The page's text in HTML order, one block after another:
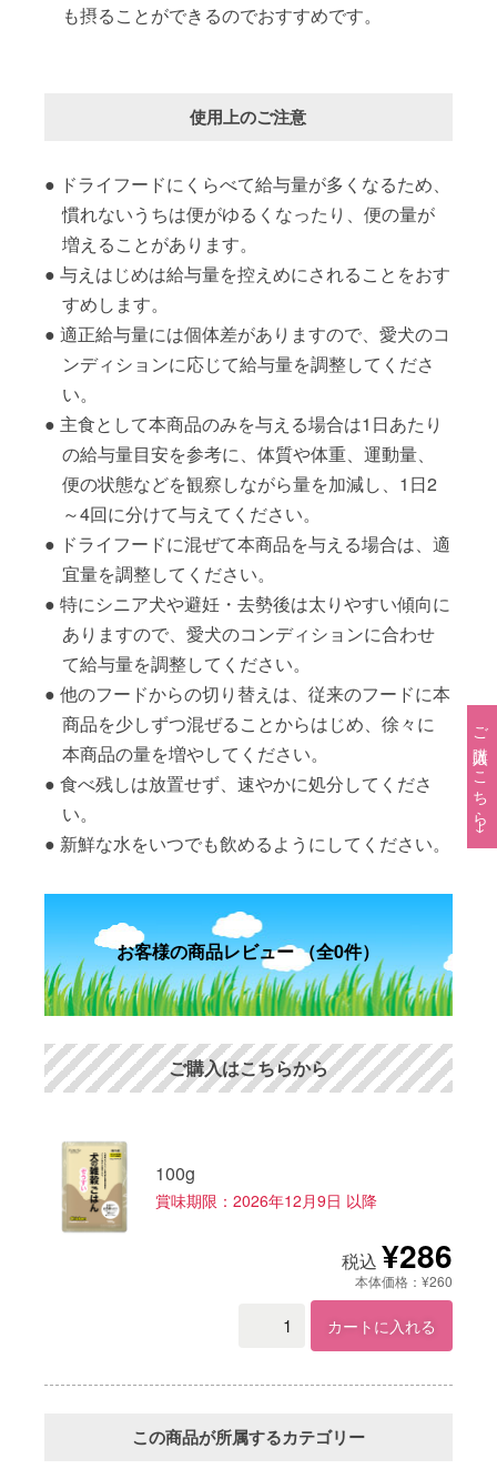
ご購入はこちら→
も摂ることができるのでおすすめです。
使用上のご注意
ドライフードにくらべて給与量が多くなるため、
慣れないうちは便がゆるくなったり、便の量が
増えることがあります。
与えはじめは給与量を控えめにされることをおす
すめします。
適正給与量には個体差がありますので、愛犬のコ
ンディションに応じて給与量を調整してくださ
い。
主食として本商品のみを与える場合は1日あたり
の給与量目安を参考に、体質や体重、運動量、
便の状態などを観察しながら量を加減し、1日2
～4回に分けて与えてください。
ドライフードに混ぜて本商品を与える場合は、適
宜量を調整してください。
特にシニア犬や避妊・去勢後は太りやすい傾向に
ありますので、愛犬のコンディションに合わせ
て給与量を調整してください。
他のフードからの切り替えは、従来のフードに本
商品を少しずつ混ぜることからはじめ、徐々に
本商品の量を増やしてください。
食べ残しは放置せず、速やかに処分してくださ
い。
新鮮な水をいつでも飲めるようにしてください。
お客様の商品レビュー （全0件）
ご購入はこちらから
100g
賞味期限：2026年12月9日 以降
税込 ¥286
本体価格：¥260
カートに入れる
この商品が所属するカテゴリー